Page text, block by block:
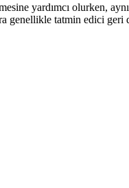
yardımcı olurken,
genellikle tatmin edici